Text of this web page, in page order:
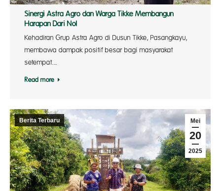
Sinergi Astra Agro dan Warga Tikke Membangun
Harapan Dari Nol
Kehadiran Grup Astra Agro di Dusun Tikke, Pasangkayu,
membawa dampak positif besar bagi masyarakat
setempat.…
Read more
Mei
20
2025
Berita Terbaru